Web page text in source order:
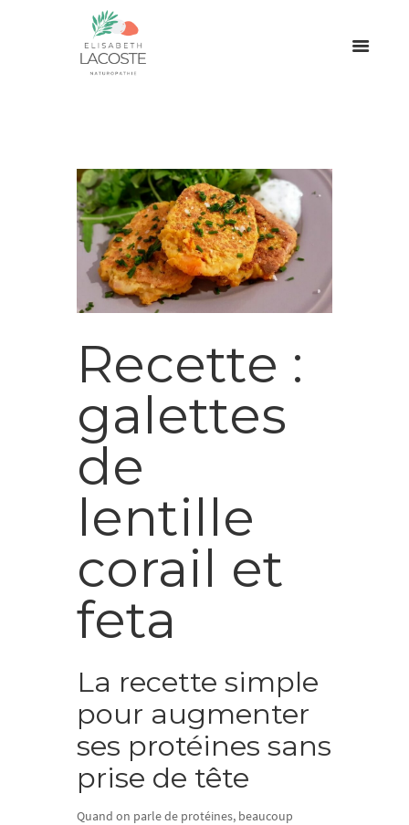
Recette :
galettes
de
lentille
corail et
feta
La recette simple
pour augmenter
ses protéines sans
prise de tête
Quand on parle de protéines, beaucoup